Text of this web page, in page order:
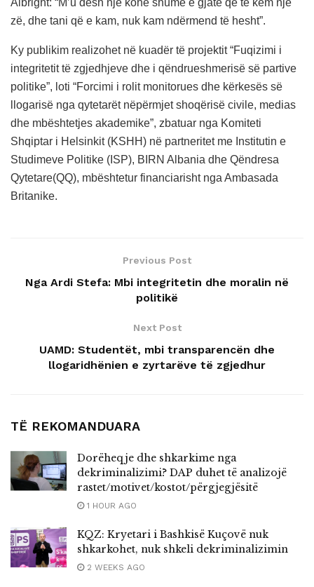
zë, dhe tani që e kam, nuk kam ndërmend të hesht”.
Ky publikim realizohet në kuadër të projektit “Fuqizimi i
integritetit të zgjedhjeve dhe i qëndrueshmerisë së partive
politike”, loti “Forcimi i rolit monitorues dhe kërkesës së
llogarisë nga qytetarët nëpërmjet shoqërisë civile, medias
dhe mbështetjes akademike”, zbatuar nga Komiteti
Shqiptar i Helsinkit (KSHH) në partneritet me Institutin e
Studimeve Politike (ISP), BIRN Albania dhe Qëndresa
Qytetare(QQ), mbështetur financiarisht nga Ambasada
Britanike.
Previous Post
Nga Ardi Stefa: Mbi integritetin dhe moralin në
politikë
Next Post
UAMD: Studentët, mbi transparencën dhe
llogaridhënien e zyrtarëve të zgjedhur
TË REKOMANDUARA
Dorëheqje dhe shkarkime nga
dekriminalizimi? DAP duhet të analizojë
rastet/motivet/kostot/përgjegjësitë
1 HOUR AGO
KQZ: Kryetari i Bashkisë Kuçovë nuk
shkarkohet, nuk shkeli dekriminalizimin
2 WEEKS AGO